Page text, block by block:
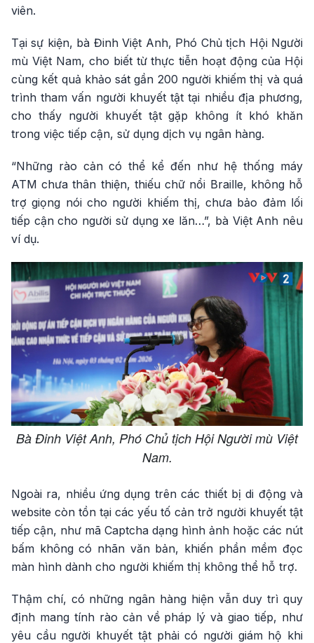
viên.
Tại sự kiện, bà Đinh Việt Anh, Phó Chủ tịch Hội Người
mù Việt Nam, cho biết từ thực tiễn hoạt động của Hội
cùng kết quả khảo sát gần 200 người khiếm thị và quá
trình tham vấn người khuyết tật tại nhiều địa phương,
cho thấy người khuyết tật gặp không ít khó khăn
trong việc tiếp cận, sử dụng dịch vụ ngân hàng.
“Những rào cản có thể kể đến như hệ thống máy
ATM chưa thân thiện, thiếu chữ nổi Braille, không hỗ
trợ giọng nói cho người khiếm thị, chưa bảo đảm lối
tiếp cận cho người sử dụng xe lăn…”, bà Việt Anh nêu
ví dụ.
Bà Đinh Việt Anh, Phó Chủ tịch Hội Người mù Việt
Nam.
Ngoài ra, nhiều ứng dụng trên các thiết bị di động và
website còn tồn tại các yếu tố cản trở người khuyết tật
tiếp cận, như mã Captcha dạng hình ảnh hoặc các nút
bấm không có nhãn văn bản, khiến phần mềm đọc
màn hình dành cho người khiếm thị không thể hỗ trợ.
Thậm chí, có những ngân hàng hiện vẫn duy trì quy
định mang tính rào cản về pháp lý và giao tiếp, như
yêu cầu người khuyết tật phải có người giám hộ khi